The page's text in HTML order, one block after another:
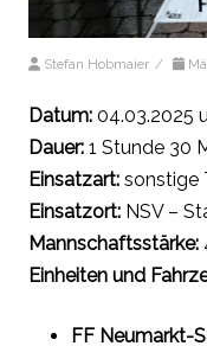
Stefan Hobmaier /
Datum: 04.03.2025
Dauer: 1 Stunde 30
Einsatzart: sonstige
Einsatzort: NSV –
Mannschaftsstärke:
Einheiten und
FF Neumarkt-